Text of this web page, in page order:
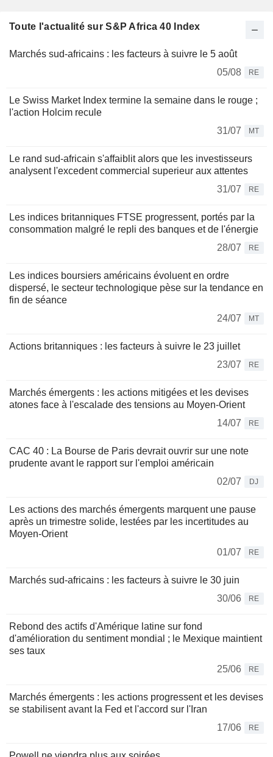
Toute l'actualité sur S&P Africa 40 Index
Marchés sud-africains : les facteurs à suivre le 5 août
05/08
RE
Le Swiss Market Index termine la semaine dans le rouge ;
l'action Holcim recule
31/07
MT
Le rand sud-africain s'affaiblit alors que les investisseurs
analysent l'excedent commercial superieur aux attentes
31/07
RE
Les indices britanniques FTSE progressent, portés par la
consommation malgré le repli des banques et de l'énergie
28/07
RE
Les indices boursiers américains évoluent en ordre
dispersé, le secteur technologique pèse sur la tendance en
fin de séance
24/07
MT
Actions britanniques : les facteurs à suivre le 23 juillet
23/07
RE
Marchés émergents : les actions mitigées et les devises
atones face à l'escalade des tensions au Moyen-Orient
14/07
RE
CAC 40 : La Bourse de Paris devrait ouvrir sur une note
prudente avant le rapport sur l'emploi américain
02/07
DJ
Les actions des marchés émergents marquent une pause
après un trimestre solide, lestées par les incertitudes au
Moyen-Orient
01/07
RE
Marchés sud-africains : les facteurs à suivre le 30 juin
30/06
RE
Rebond des actifs d'Amérique latine sur fond
d'amélioration du sentiment mondial ; le Mexique maintient
ses taux
25/06
RE
Marchés émergents : les actions progressent et les devises
se stabilisent avant la Fed et l'accord sur l'Iran
17/06
RE